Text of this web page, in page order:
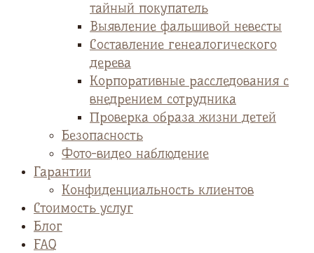
тайный покупатель
Выявление фальшивой невесты
Cоставление генеалогического
дерева
Корпоративные расследования с
внедрением сотрудника
Проверка образа жизни детей
Безопасность
Фото-видео наблюдение
Гарантии
Конфиденциальность клиентов
Стоимость услуг
Блог
FAQ